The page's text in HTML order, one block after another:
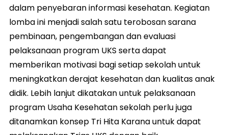
dalam penyebaran informasi kesehatan. Kegiatan
lomba ini menjadi salah satu terobosan sarana
pembinaan, pengembangan dan evaluasi
pelaksanaan program UKS serta dapat
memberikan motivasi bagi setiap sekolah untuk
meningkatkan derajat kesehatan dan kualitas anak
didik. Lebih lanjut dikatakan untuk pelaksanaan
program Usaha Kesehatan sekolah perlu juga
ditanamkan konsep Tri Hita Karana untuk dapat